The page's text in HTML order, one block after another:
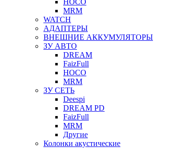
HOCO
MRM
WATCH
АДАПТЕРЫ
ВНЕШНИЕ АККУМУЛЯТОРЫ
ЗУ АВТО
DREAM
FaizFull
HOCO
MRM
ЗУ СЕТЬ
Deespi
DREAM PD
FaizFull
MRM
Другие
Колонки акустические